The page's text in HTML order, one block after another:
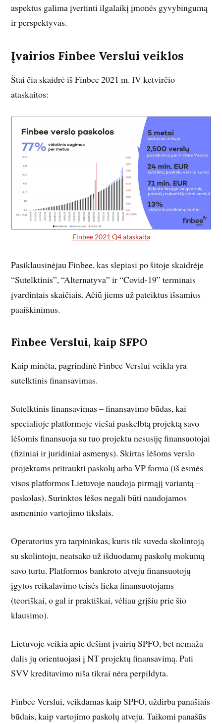
aspektus galima įvertinti ilgalaikį įmonės gyvybingumą
ir perspektyvas.
Įvairios Finbee Verslui veiklos
Štai čia skaidrė iš Finbee 2021 m. IV ketvirčio
ataskaitos:
Finbee 2021 Q4 ataskaita
Pasiklausinėjau Finbee, kas slepiasi po šitoje skaidrėje
“Sutelktinis”, “Alternatyva” ir “Covid-19” terminais
įvardintais skaičiais. Ačiū jiems už pateiktus išsamius
paaiškinimus.
Finbee Verslui, kaip SFPO
Kaip minėta, pagrindinė Finbee Verslui veikla yra
sutelktinis finansavimas.
Sutelktinis finansavimas – finansavimo būdas, kai
specialioje platformoje viešai paskelbtą projektą savo
lėšomis finansuoja su tuo projektu nesusiję finansuotojai
(fiziniai ir juridiniai asmenys). Skirtas lėšoms verslo
projektams pritraukti paskolų arba VP forma (iš esmės
visos platformos Lietuvoje naudoja pirmąjį variantą –
paskolas). Surinktos lėšos negali būti naudojamos
asmeninio vartojimo tikslais.
Operatorius yra tarpininkas, kuris tik suveda skolintoją
su skolintoju, neatsako už išduodamų paskolų mokumą
savo turtu. Platformos bankroto atveju finansuotojų
įgytos reikalavimo teisės lieka finansuotojams
(teoriškai, o gal ir praktiškai, vėliau grįšiu prie šio
klausimo).
Lietuvoje veikia apie dešimt įvairių SPFO, bet nemaža
dalis jų orientuojasi į NT projektų finansavimą. Pati
SVV kreditavimo niša tikrai nėra perpildyta.
Finbee Verslui, veikdamas kaip SPFO, uždirba panašiais
būdais, kaip vartojimo paskolų atveju. Taikomi panašūs